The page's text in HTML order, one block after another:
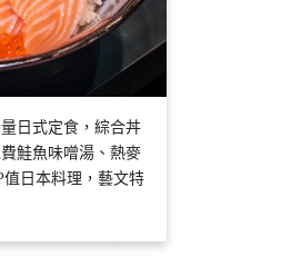
日式定食，綜合丼
鮭魚味噌湯、熱麥
值日本料理，藝文特